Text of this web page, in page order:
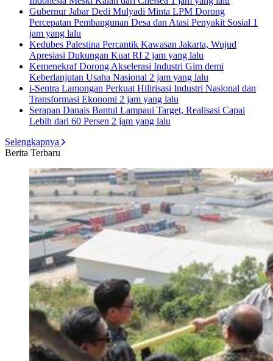
Gubernur Jabar Dedi Mulyadi Minta LPM Dorong
Percepatan Pembangunan Desa dan Atasi Penyakit Sosial 1
jam yang lalu
Kedubes Palestina Percantik Kawasan Jakarta, Wujud
Apresiasi Dukungan Kuat RI 2 jam yang lalu
Kemenekraf Dorong Akselerasi Industri Gim demi
Keberlanjutan Usaha Nasional 2 jam yang lalu
i-Sentra Lamongan Perkuat Hilirisasi Industri Nasional dan
Transformasi Ekonomi 2 jam yang lalu
Serapan Danais Bantul Lampaui Target, Realisasi Capai
Lebih dari 60 Persen 2 jam yang lalu
Selengkapnya
Berita Terbaru